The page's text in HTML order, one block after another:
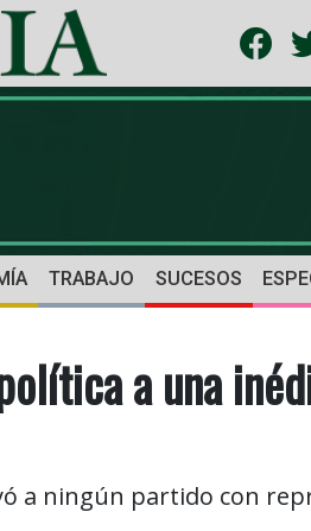
TRABAJO SUCESOS
a una
a ningún partido con